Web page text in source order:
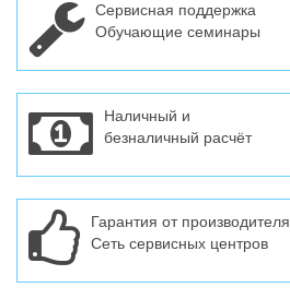
Сервисная поддержка
Обучающие семинары
Наличный и
безналичный расчёт
Гарантия от производителя
Сеть сервисных центров